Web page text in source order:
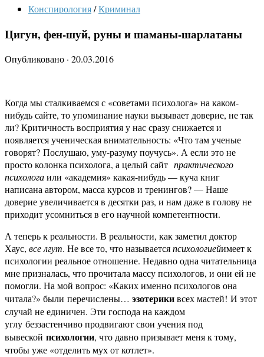
Конспирология/Криминал
Цигун, фен-шуй, руны и шаманы-шарлатаны
Опубликовано · 20.03.2016
Когда мы сталкиваемся с «советами психолога» на каком-
нибудь сайте, то упоминание науки вызывает доверие, не так
ли? Критичность восприятия у нас сразу снижается и
появляется ученическая внимательность: «Что там ученые
говорят? Послушаю, уму-разуму поучусь». А если это не
просто колонка психолога, а целый сайт практического
психологаили «академия» какая-нибудь — куча книг
написана автором, масса курсов и тренингов? — Наше
доверие увеличивается в десятки раз, и нам даже в голову не
приходит усомниться в его научной компетентности.
А теперь к реальности. В реальности, как заметил доктор
Хаус, все лгут. Не все то, что называетсяпсихологиейимеет к
психологии реальное отношение. Недавно одна читательница
мне призналась, что прочитала массу психологов, и они ей не
помогли. На мой вопрос: «Каких именно психологов она
читала?» были перечислены… эзотерикивсех мастей! И этот
случай не единичен. Эти господа на каждом
углу беззастенчиво продвигают свои учения под
вывеской психологии, что давно призывает меня к тому,
чтобы уже «отделить мух от котлет».